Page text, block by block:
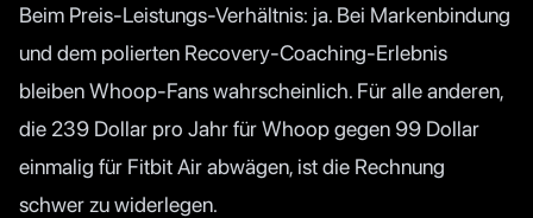
Beim Preis-Leistungs-Verhältnis: ja. Bei Markenbindung
und dem polierten Recovery-Coaching-Erlebnis
bleiben Whoop-Fans wahrscheinlich. Für alle anderen,
die 239 Dollar pro Jahr für Whoop gegen 99 Dollar
einmalig für Fitbit Air abwägen, ist die Rechnung
schwer zu widerlegen.